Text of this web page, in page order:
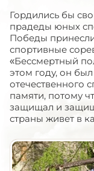
Гордились бы
прадеды юных
Победы
спортивные
«Бессмертный
этом году, он
отечественного
памяти, потому
защищал и
страны живет в